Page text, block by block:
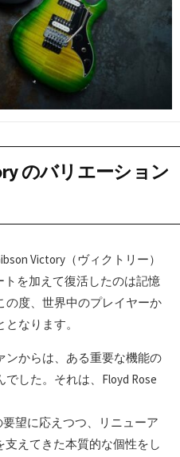
のバリエーション
Victory（ヴィクトリー）
トを加えて復活したのは記憶
の度、世界中のプレイヤーか
なります。
ンからは、ある重要な機能の
した。それは、Floyd Rose
要望に応えつつ、リニューア
えてきた本質的な個性をし